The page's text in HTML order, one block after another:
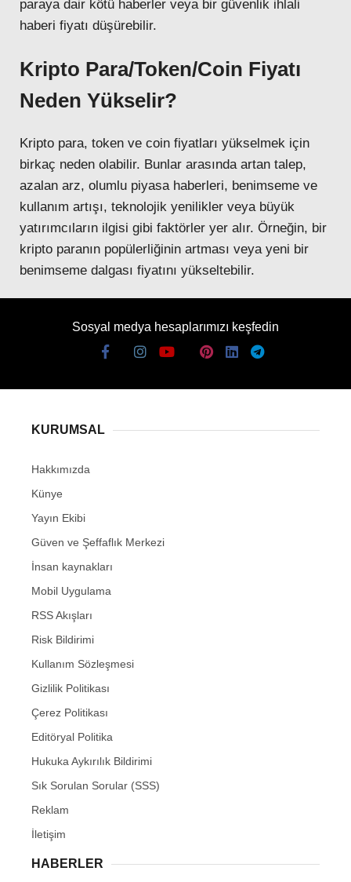
paraya dair kötü haberler veya bir güvenlik ihlali
haberi fiyatı düşürebilir.
Kripto Para/Token/Coin Fiyatı
Neden Yükselir?
Kripto para, token ve coin fiyatları yükselmek için
birkaç neden olabilir. Bunlar arasında artan talep,
azalan arz, olumlu piyasa haberleri, benimseme ve
kullanım artışı, teknolojik yenilikler veya büyük
yatırımcıların ilgisi gibi faktörler yer alır. Örneğin, bir
kripto paranın popülerliğinin artması veya yeni bir
benimseme dalgası fiyatını yükseltebilir.
Sosyal medya hesaplarımızı keşfedin
KURUMSAL
Hakkımızda
Künye
Yayın Ekibi
Güven ve Şeffaflık Merkezi
İnsan kaynakları
Mobil Uygulama
RSS Akışları
Risk Bildirimi
Kullanım Sözleşmesi
Gizlilik Politikası
Çerez Politikası
Editöryal Politika
Hukuka Aykırılık Bildirimi
Sık Sorulan Sorular (SSS)
Reklam
İletişim
HABERLER